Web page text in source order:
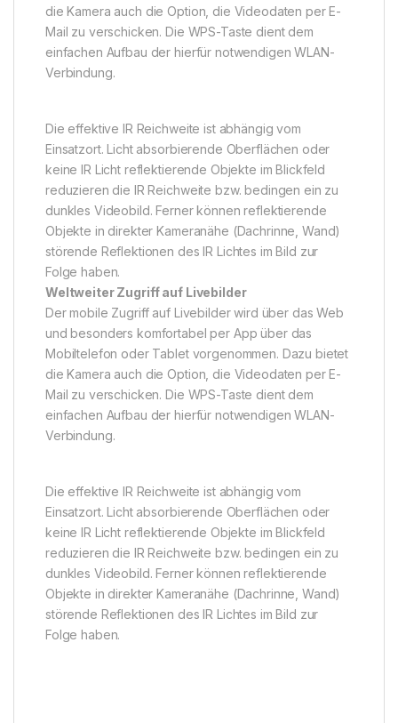
die Kamera auch die Option, die Videodaten per E-
Mail zu verschicken. Die WPS-Taste dient dem
einfachen Aufbau der hierfür notwendigen WLAN-
Verbindung.
Die effektive IR Reichweite ist abhängig vom
Einsatzort. Licht absorbierende Oberflächen oder
keine IR Licht reflektierende Objekte im Blickfeld
reduzieren die IR Reichweite bzw. bedingen ein zu
dunkles Videobild. Ferner können reflektierende
Objekte in direkter Kameranähe (Dachrinne, Wand)
störende Reflektionen des IR Lichtes im Bild zur
Folge haben.
Weltweiter Zugriff auf Livebilder
Der mobile Zugriff auf Livebilder wird über das Web
und besonders komfortabel per App über das
Mobiltelefon oder Tablet vorgenommen. Dazu bietet
die Kamera auch die Option, die Videodaten per E-
Mail zu verschicken. Die WPS-Taste dient dem
einfachen Aufbau der hierfür notwendigen WLAN-
Verbindung.
Die effektive IR Reichweite ist abhängig vom
Einsatzort. Licht absorbierende Oberflächen oder
keine IR Licht reflektierende Objekte im Blickfeld
reduzieren die IR Reichweite bzw. bedingen ein zu
dunkles Videobild. Ferner können reflektierende
Objekte in direkter Kameranähe (Dachrinne, Wand)
störende Reflektionen des IR Lichtes im Bild zur
Folge haben.